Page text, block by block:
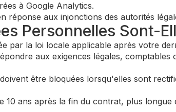
à Google Analytics.
réponse aux injonctions des autorités
Personnelles Sont-
par la loi locale applicable après votre
aux exigences légales, comptables
être bloquées lorsqu'elles sont
10 ans après la fin du contrat, plus longue